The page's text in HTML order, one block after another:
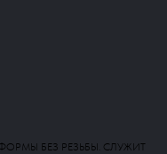
БЕЗ РЕЗЬБЫ. СЛУЖИТ